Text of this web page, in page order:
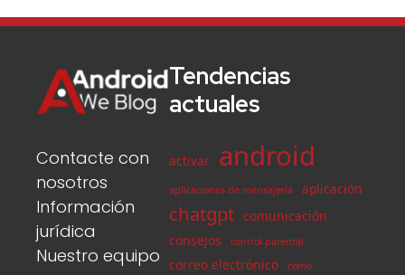
Contacte con
nosotros
Información
jurídica
Nuestro equipo
Tendencias
actuales
activar android
aplicaciones de mensajería aplicación
chatgpt comunicación
consejos
control parental
correo electrónico
cómo